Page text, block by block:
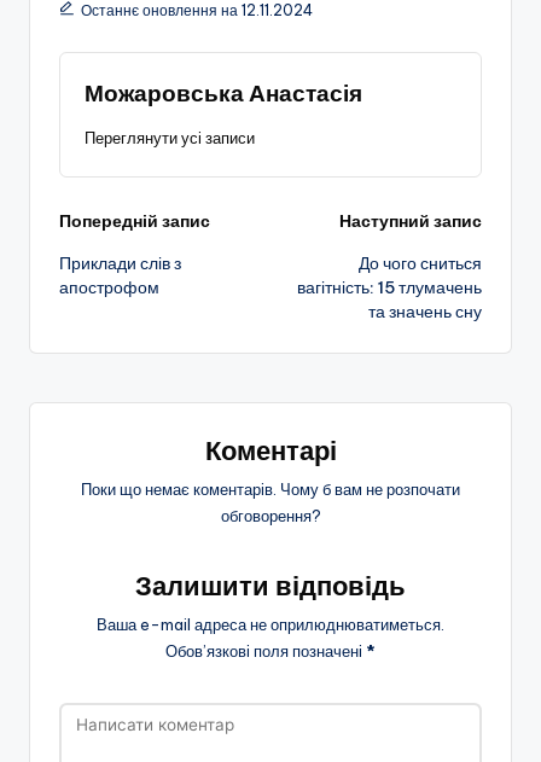
Останнє оновлення на 12.11.2024
Можаровська Анастасія
Переглянути усі записи
Навігація
по
Попередній запис
Приклади слів з
апострофом
Наступний запис
До чого сниться
вагітність: 15 тлумачень
та значень сну
Коментарі
Поки що немає коментарів. Чому б вам не розпочати
обговорення?
Залишити відповідь
Ваша e-mail адреса не оприлюднюватиметься.
Обов’язкові поля позначені *